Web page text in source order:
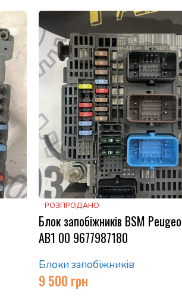
РОЗПРОДАНО
Блок запобіжників BSM
AB1 00 9677987180
Блоки запобіжників
9 500 грн